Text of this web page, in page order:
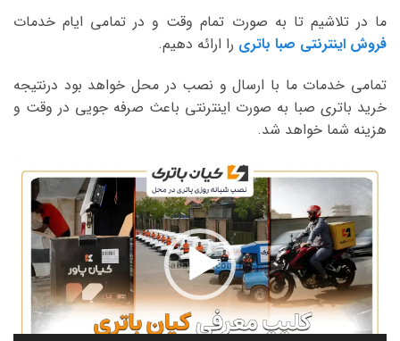
ما در تلاشیم تا به صورت تمام وقت و در تمامی ایام خدمات
فروش اینترنتی صبا باتری را ارائه دهیم.
تمامی خدمات ما با ارسال و نصب در محل خواهد بود درنتیجه
خرید باتری صبا به صورت اینترنتی باعث صرفه جویی در وقت و
هزینه شما خواهد شد.
نمایشگر
ویدیو